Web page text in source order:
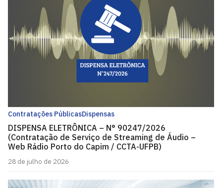
Contratações PúblicasDispensas
DISPENSA ELETRÔNICA – N° 90247/2026
(Contratação de Serviço de Streaming de Áudio –
Web Rádio Porto do Capim / CCTA-UFPB)
28 de julho de 2026